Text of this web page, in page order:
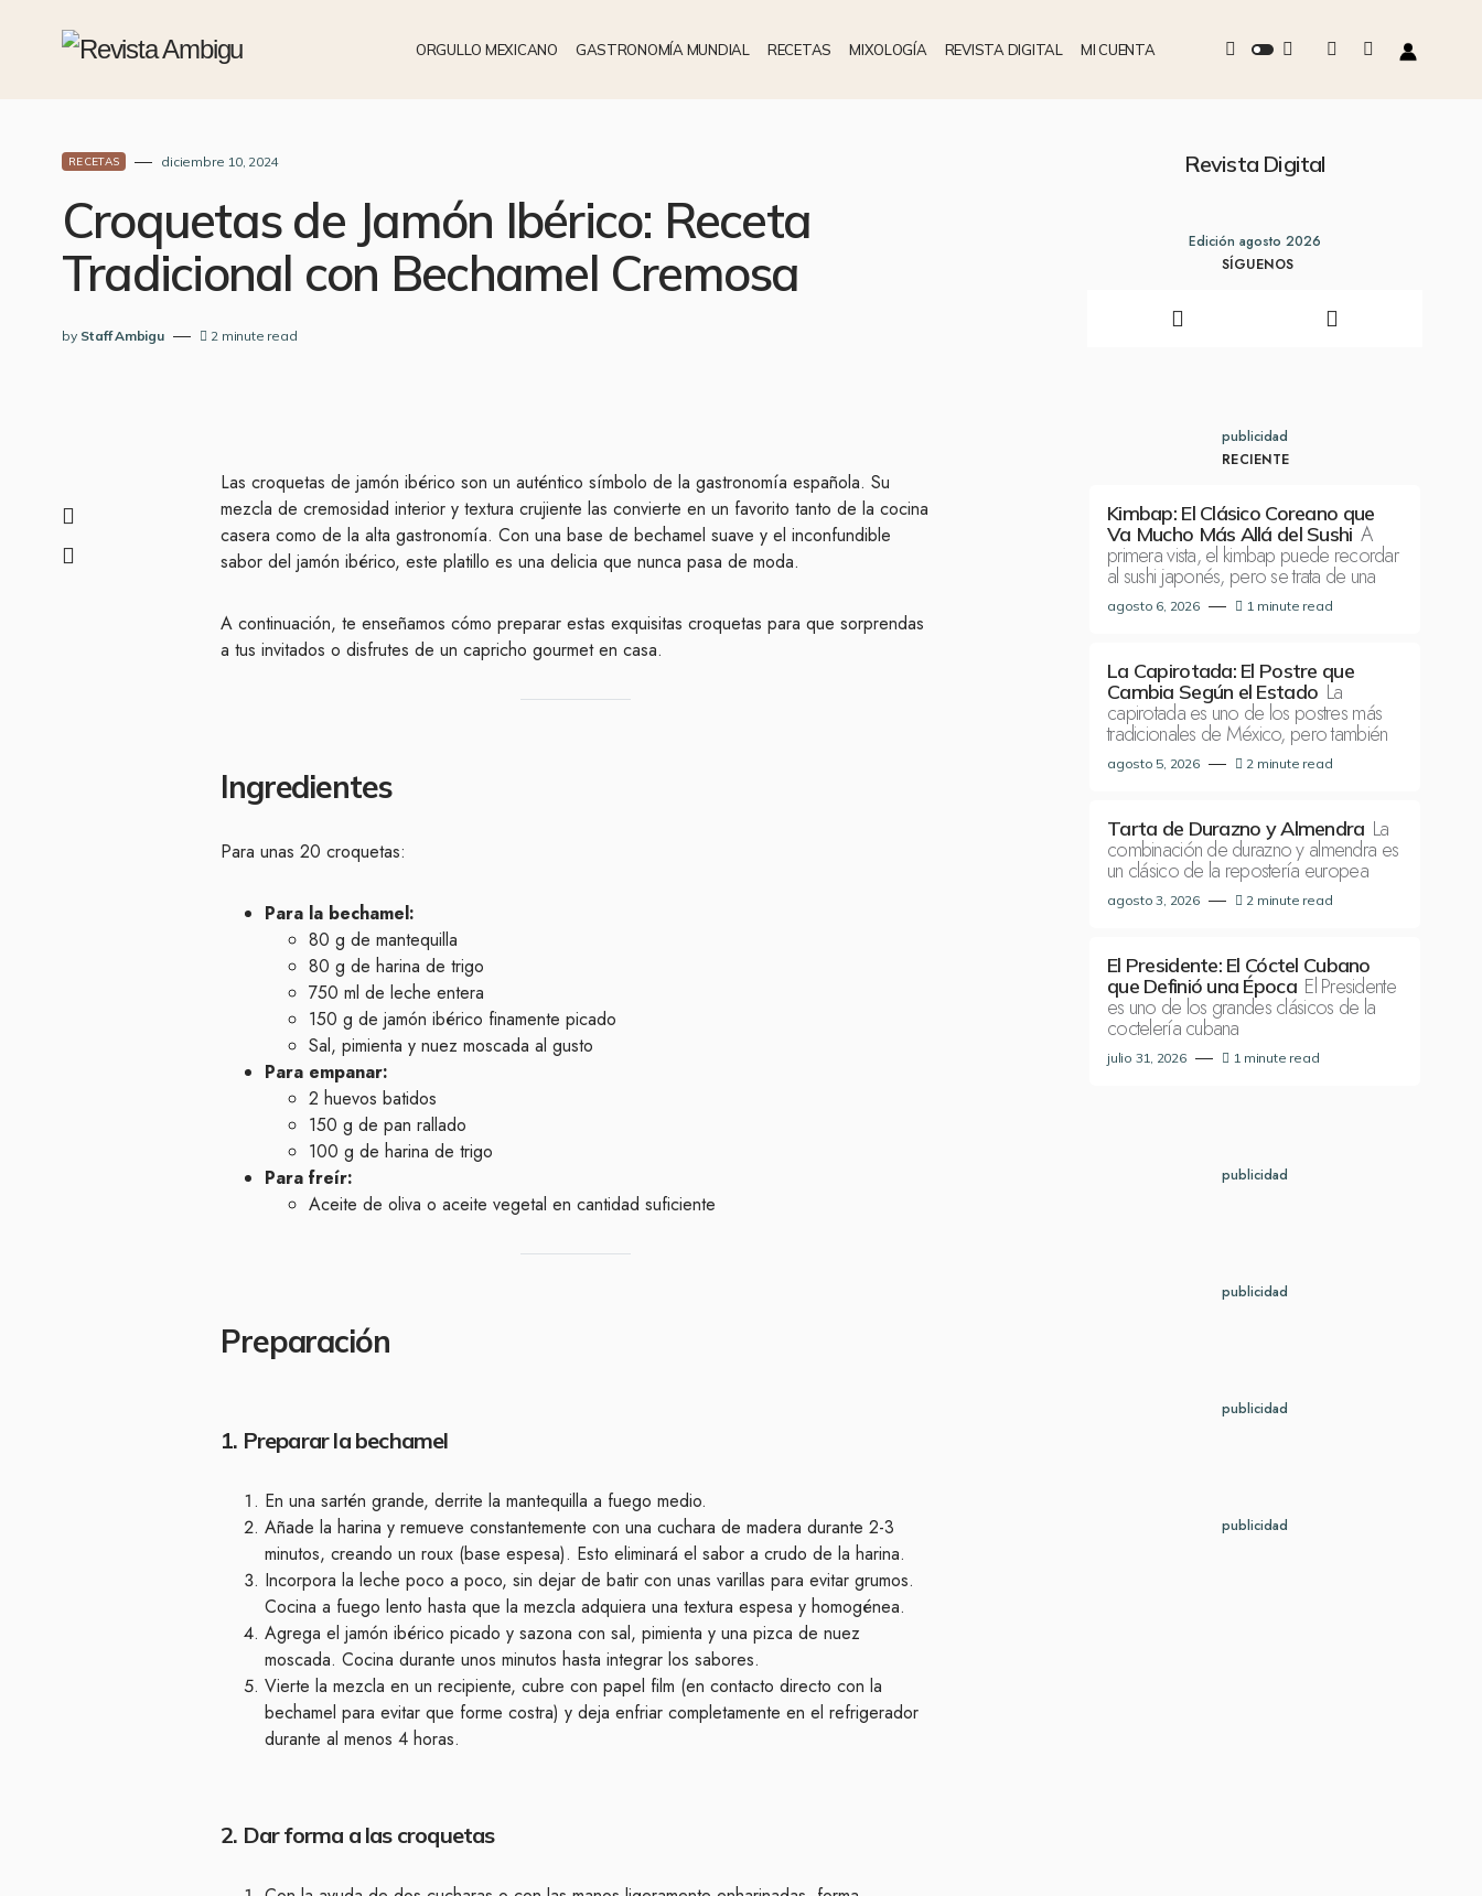
ORGULLO MEXICANO GASTRONOMÍA MUNDIAL RECETAS MIXOLOGÍA REVISTA DIGITAL MI CUENTA
RECETAS diciembre 10, 2024
Croquetas de Jamón Ibérico: Receta
Tradicional con Bechamel Cremosa
by Staff Ambigu 2 minute read
Las croquetas de jamón ibérico son un auténtico símbolo de la gastronomía española. Su
mezcla de cremosidad interior y textura crujiente las convierte en un favorito tanto de la cocina
casera como de la alta gastronomía. Con una base de bechamel suave y el inconfundible
sabor del jamón ibérico, este platillo es una delicia que nunca pasa de moda.
A continuación, te enseñamos cómo preparar estas exquisitas croquetas para que sorprendas
a tus invitados o disfrutes de un capricho gourmet en casa.
Ingredientes
Para unas 20 croquetas:
Para la bechamel:
80 g de mantequilla
80 g de harina de trigo
750 ml de leche entera
150 g de jamón ibérico finamente picado
Sal, pimienta y nuez moscada al gusto
Para empanar:
2 huevos batidos
150 g de pan rallado
100 g de harina de trigo
Para freír:
Aceite de oliva o aceite vegetal en cantidad suficiente
Preparación
1. Preparar la bechamel
En una sartén grande, derrite la mantequilla a fuego medio.
Añade la harina y remueve constantemente con una cuchara de madera durante 2-3
minutos, creando un roux (base espesa). Esto eliminará el sabor a crudo de la harina.
Incorpora la leche poco a poco, sin dejar de batir con unas varillas para evitar grumos.
Cocina a fuego lento hasta que la mezcla adquiera una textura espesa y homogénea.
Agrega el jamón ibérico picado y sazona con sal, pimienta y una pizca de nuez
moscada. Cocina durante unos minutos hasta integrar los sabores.
Vierte la mezcla en un recipiente, cubre con papel film (en contacto directo con la
bechamel para evitar que forme costra) y deja enfriar completamente en el refrigerador
durante al menos 4 horas.
2. Dar forma a las croquetas
Revista Digital
Edición agosto 2026
SÍGUENOS
publicidad
RECIENTE
Kimbap: El Clásico Coreano que
Va Mucho Más Allá del Sushi A
primera vista, el kimbap puede recordar
al sushi japonés, pero se trata de una
agosto 6, 2026 1 minute read
La Capirotada: El Postre que
Cambia Según el Estado La
capirotada es uno de los postres más
tradicionales de México, pero también
agosto 5, 2026 2 minute read
Tarta de Durazno y Almendra La
combinación de durazno y almendra es
un clásico de la repostería europea
agosto 3, 2026 2 minute read
El Presidente: El Cóctel Cubano
que Definió una Época El Presidente
es uno de los grandes clásicos de la
coctelería cubana
julio 31, 2026 1 minute read
publicidad
publicidad
publicidad
publicidad